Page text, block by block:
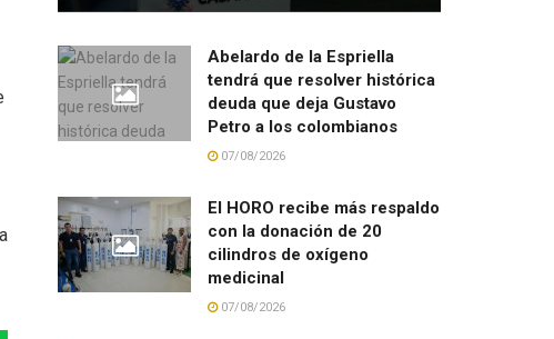
Abelardo de la Espriella
tendrá que resolver histórica
deuda que deja Gustavo
Petro a los colombianos
07/08/2026
El HORO recibe más respaldo
con la donación de 20
cilindros de oxígeno
medicinal
07/08/2026